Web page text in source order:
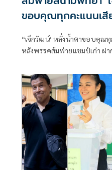
ขอบคุณทุกคะแนนเสี
“เจ็กวัฒน์‘ หลั่งน้ำตาขอบคุณ
หลังพรรคส้มพ่ายแชมป์เก่า ฝ